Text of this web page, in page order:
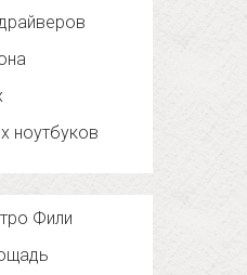
ноутбуков
Фили